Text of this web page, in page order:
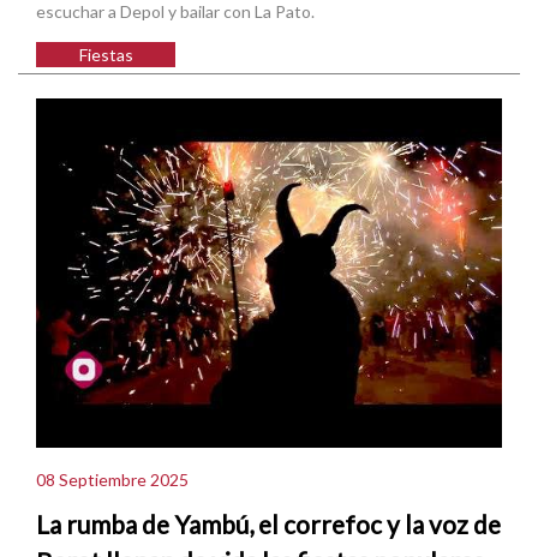
escuchar a Depol y bailar con La Pato.
Fiestas
08 Septiembre 2025
La rumba de Yambú, el correfoc y la voz de